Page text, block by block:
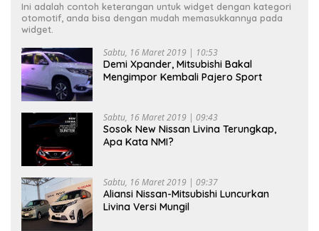
Ini adalah contoh keterangan untuk widget dengan kategori
otomotif, anda bisa dengan mudah memasukkannya pada
widget.
Sabtu, 16 Maret 2019 | 10:53
Demi Xpander, Mitsubishi Bakal
Mengimpor Kembali Pajero Sport
Sabtu, 16 Maret 2019 | 09:43
Sosok New Nissan Livina Terungkap,
Apa Kata NMI?
Sabtu, 16 Maret 2019 | 09:37
Aliansi Nissan-Mitsubishi Luncurkan
Livina Versi Mungil